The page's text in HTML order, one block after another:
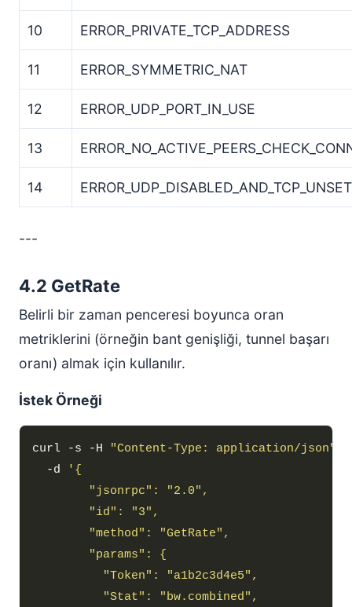
10 ERROR_PRIVATE_TCP_ADDRESS
11 ERROR_SYMMETRIC_NAT
12 ERROR_UDP_PORT_IN_USE
13
14 ERROR_UDP_DISABLED_AND_TCP_UNSET
---
4.2 GetRate
Belirli bir zaman penceresi boyunca oran
metriklerini (örneğin bant genişliği, tunnel başarı
oranı) almak için kullanılır.
İstek Örneği
curl -s -H "Content-Type: application/json"
  -d